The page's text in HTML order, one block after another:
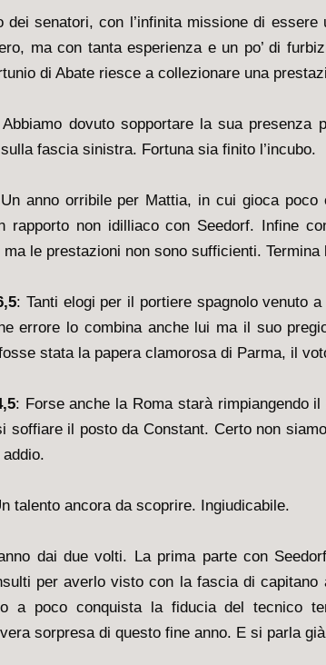
dei senatori, con l’infinita missione di
ma con tanta esperienza e un po’ di
di Abate riesce a collezionare una
dovuto sopportare la sua presenza
fascia sinistra. Fortuna sia finito l’incubo.
anno orribile per Mattia, in cui gioca
rapporto non idilliaco con Seedorf. Infine
le prestazioni non sono sufficienti. Termina
: Tanti elogi per il portiere spagnolo venuto
errore lo combina anche lui ma il suo
stata la papera clamorosa di Parma, il
: Forse anche la Roma starà rimpiangendo
soffiare il posto da Constant. Certo non
talento ancora da scoprire. Ingiudicabile.
dai due volti. La prima parte con
per averlo visto con la fascia di capitano
a poco conquista la fiducia del tecnico
sorpresa di questo fine anno. E si parla